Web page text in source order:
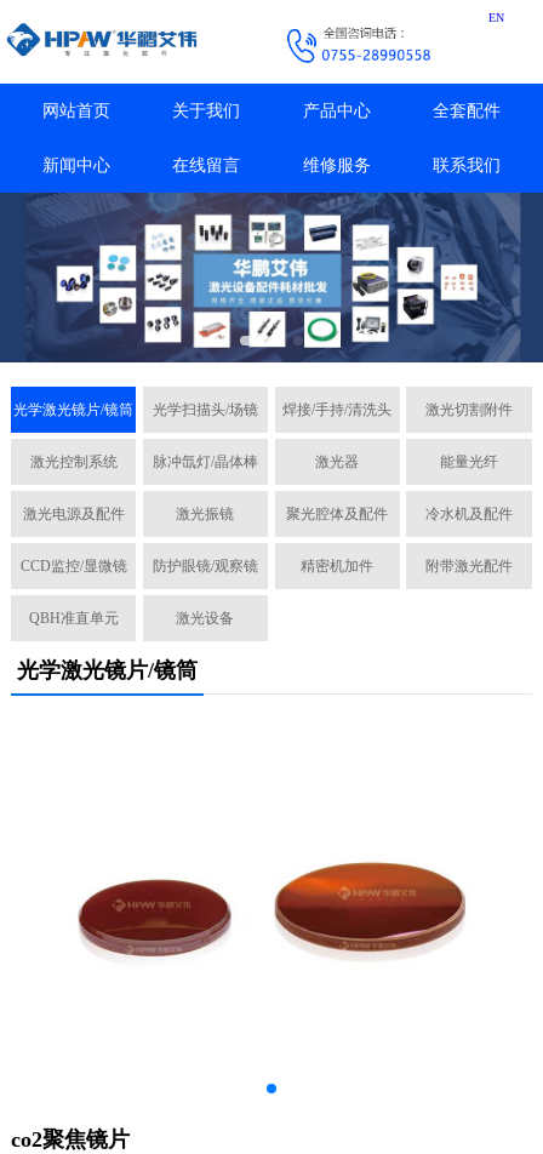
EN
网站首页 关于我们 产品中心 全套配件
新闻中心 在线留言 维修服务 联系我们
光学激光镜片/镜筒 光学扫描头/场镜 焊接/手持/清洗头 激光切割附件
激光控制系统 脉冲氙灯/晶体棒 激光器 能量光纤
激光电源及配件 激光振镜 聚光腔体及配件 冷水机及配件
CCD监控/显微镜 防护眼镜/观察镜 精密机加件 附带激光配件
QBH准直单元 激光设备
光学激光镜片/镜筒
co2聚焦镜片